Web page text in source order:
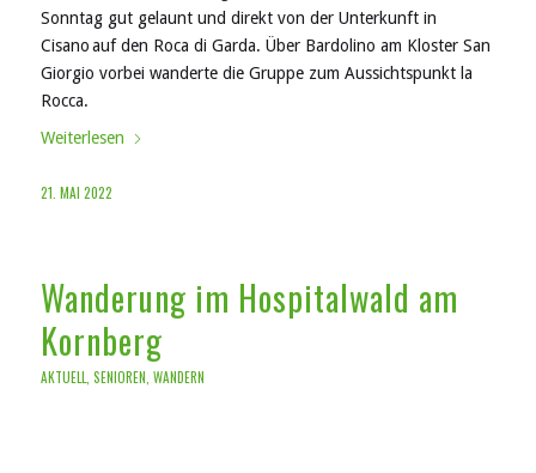
Sonntag gut gelaunt und direkt von der Unterkunft in
Cisano auf den Roca di Garda. Über Bardolino am Kloster San
Giorgio vorbei wanderte die Gruppe zum Aussichtspunkt la
Rocca.
Weiterlesen
21. MAI 2022
Wanderung im Hospitalwald am
Kornberg
AKTUELL SENIOREN WANDERN